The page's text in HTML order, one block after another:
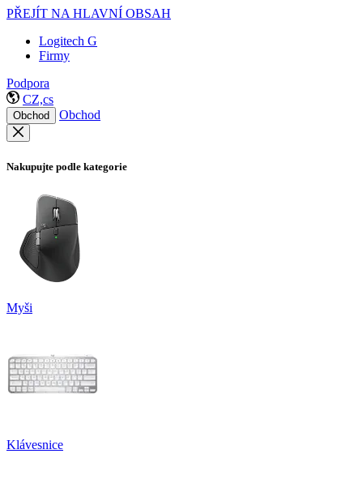
PŘEJÍT NA HLAVNÍ OBSAH
Logitech G
Firmy
Podpora
CZ,cs
Obchod Obchod
Nakupujte podle kategorie
Myši
Klávesnice